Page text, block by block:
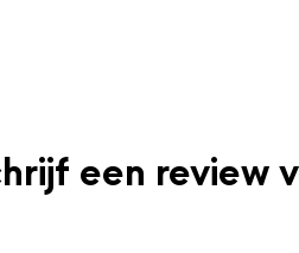
een review